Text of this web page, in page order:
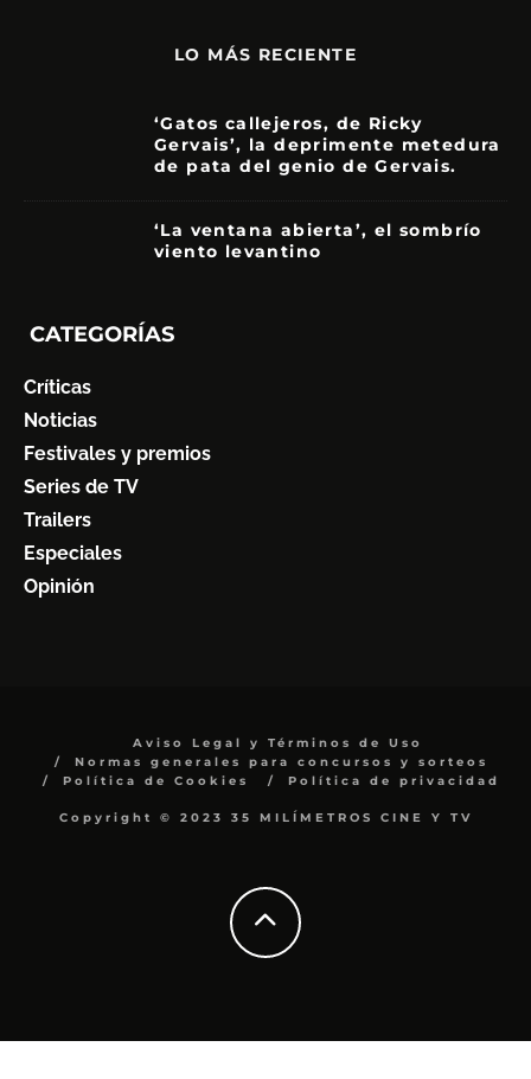
LO MÁS RECIENTE
‘Gatos callejeros, de Ricky
Gervais’, la deprimente metedura
de pata del genio de Gervais.
‘La ventana abierta’, el sombrío
viento levantino
CATEGORÍAS
Críticas
Noticias
Festivales y premios
Series de TV
Trailers
Especiales
Opinión
Aviso Legal y Términos de Uso
Normas generales para concursos y sorteos
Política de Cookies
Política de privacidad
Copyright © 2023 35 MILÍMETROS CINE Y TV